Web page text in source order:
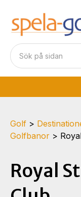
Golf >
Golfbanor >
Royal